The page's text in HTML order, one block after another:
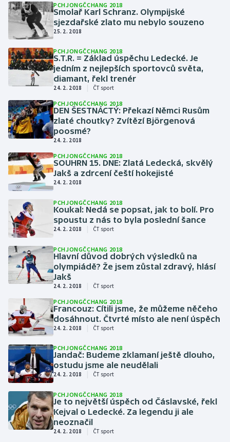
Futsal
Golf
Gymnastika
Jezdectví
Krasobruslení
Lezení
Lyže a snowboard
Moderní pětiboj
Motorsport
Parasport
Plavání
Plážový volejbal
Ragby
Rychlobruslení
PCHJONGČCHANG 2018
Smolař Karl Schranz. Olympijské
sjezdařské zlato mu nebylo souzeno
25. 2. 2018
PCHJONGČCHANG 2018
S.T.R. = Základ úspěchu Ledecké. Je
jedním z nejlepších sportovců světa,
diamant, řekl trenér
24. 2. 2018 ČT sport
PCHJONGČCHANG 2018
DEN ŠESTNÁCTÝ: Překazí Němci Rusům
zlaté choutky? Zvítězí Björgenová
poosmé?
24. 2. 2018
PCHJONGČCHANG 2018
SOUHRN 15. DNE: Zlatá Ledecká, skvělý
Jakš a zdrcení čeští hokejisté
24. 2. 2018
PCHJONGČCHANG 2018
Koukal: Nedá se popsat, jak to bolí. Pro
spoustu z nás to byla poslední šance
24. 2. 2018 ČT sport
PCHJONGČCHANG 2018
Hlavní důvod dobrých výsledků na
olympiádě? Že jsem zůstal zdravý, hlásí
Jakš
24. 2. 2018 ČT sport
PCHJONGČCHANG 2018
Francouz: Cítili jsme, že můžeme něčeho
dosáhnout. Čtvrté místo ale není úspěch
24. 2. 2018 ČT sport
PCHJONGČCHANG 2018
Jandač: Budeme zklamaní ještě dlouho,
ostudu jsme ale neudělali
24. 2. 2018 ČT sport
PCHJONGČCHANG 2018
Je to největší úspěch od Čáslavské, řekl
Kejval o Ledecké. Za legendu ji ale
neoznačil
24. 2. 2018 ČT sport